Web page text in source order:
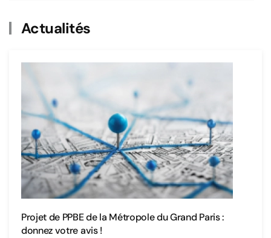
Actualités
Projet de PPBE de la Métropole du Grand Paris :
donnez votre avis !